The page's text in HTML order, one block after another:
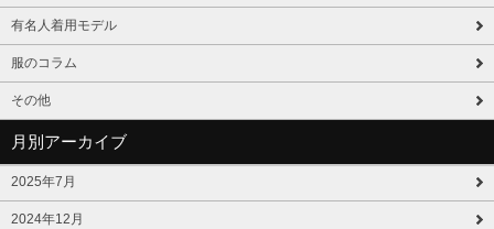
有名人着用モデル
服のコラム
その他
月別アーカイブ
2025年7月
2024年12月